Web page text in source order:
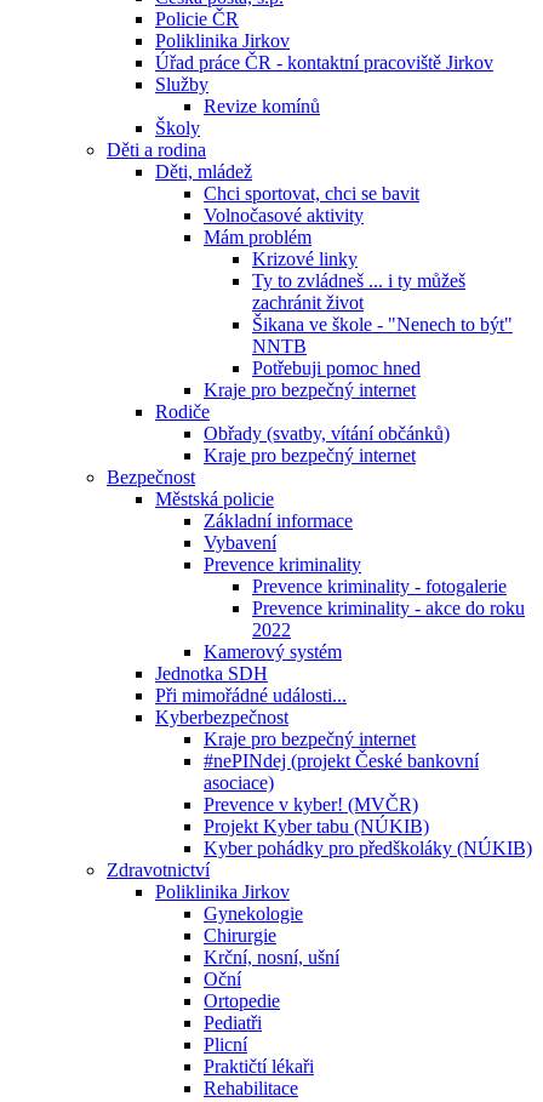
Policie ČR
Poliklinika Jirkov
Úřad práce ČR - kontaktní pracoviště Jirkov
Služby
Revize komínů
Školy
Děti a rodina
Děti, mládež
Chci sportovat, chci se bavit
Volnočasové aktivity
Mám problém
Krizové linky
Ty to zvládneš ... i ty můžeš
zachránit život
Šikana ve škole - "Nenech to být"
NNTB
Potřebuji pomoc hned
Kraje pro bezpečný internet
Rodiče
Obřady (svatby, vítání občánků)
Kraje pro bezpečný internet
Bezpečnost
Městská policie
Základní informace
Vybavení
Prevence kriminality
Prevence kriminality - fotogalerie
Prevence kriminality - akce do roku
2022
Kamerový systém
Jednotka SDH
Při mimořádné události...
Kyberbezpečnost
Kraje pro bezpečný internet
#nePINdej (projekt České bankovní
asociace)
Prevence v kyber! (MVČR)
Projekt Kyber tabu (NÚKIB)
Kyber pohádky pro předškoláky (NÚKIB)
Zdravotnictví
Poliklinika Jirkov
Gynekologie
Chirurgie
Krční, nosní, ušní
Oční
Ortopedie
Pediatři
Plicní
Praktičtí lékaři
Rehabilitace